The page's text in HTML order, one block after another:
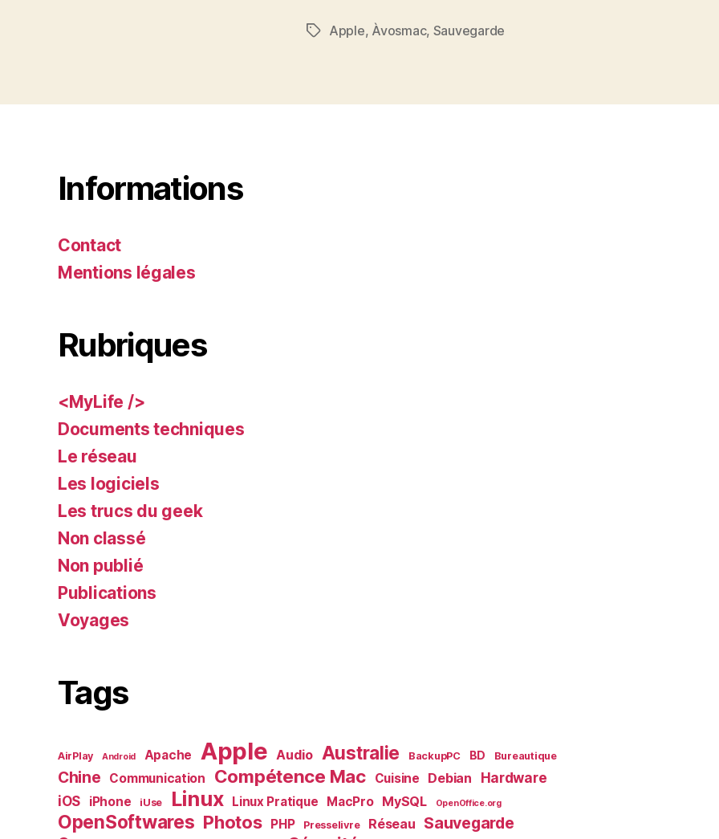
Étiquettes
Apple, Àvosmac, Sauvegarde
Informations
Contact
Mentions légales
Rubriques
<MyLife />
Documents techniques
Le réseau
Les logiciels
Les trucs du geek
Non classé
Non publié
Publications
Voyages
Tags
AirPlay Android Apache Apple Audio Australie BackupPC BD Bureautique
Chine Communication Compétence Mac Cuisine Debian
Hardware
iOS
iPhone iUse Linux Linux Pratique MacPro MySQL OpenOffice.org
OpenSoftwares Photos PHP Presselivre Réseau Sauvegarde